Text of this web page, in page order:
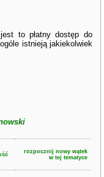
to płatny dostęp do
istnieją jakiekolwiek
rozpocznij nowy wątek
w tej tematyce